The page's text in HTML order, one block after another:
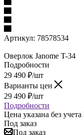
Артикул: 78578534
Оверлок Janome T-34
Подробности
29 490 ₽/шт
Варианты цен
29 490 ₽/шт
Подробности
Цена указана без
Под заказ
Под заказ